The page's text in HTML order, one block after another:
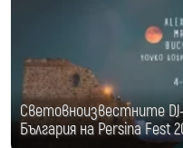
Световноизвестните
България на Persina Fest